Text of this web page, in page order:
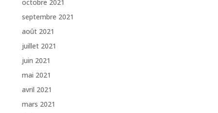
octobre 2021
septembre 2021
août 2021
juillet 2021
juin 2021
mai 2021
avril 2021
mars 2021